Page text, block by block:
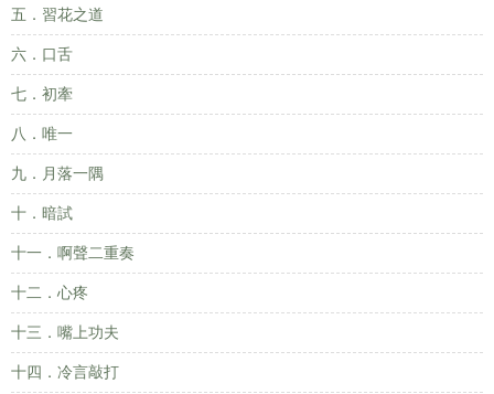
五．習花之道
六．口舌
七．初牽
八．唯一
九．月落一隅
十．暗試
十一．啊聲二重奏
十二．心疼
十三．嘴上功夫
十四．冷言敲打